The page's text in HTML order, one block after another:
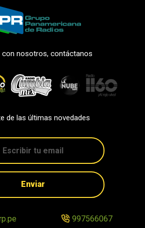
con nosotros, contáctanos
de las últimas novedades
Enviar
997566067